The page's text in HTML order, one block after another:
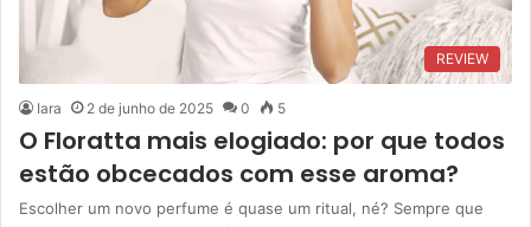
REVIEW
Iara 2 de junho de 2025 0 5
O Floratta mais elogiado: por que todos
estão obcecados com esse aroma?
Escolher um novo perfume é quase um ritual, né? Sempre que